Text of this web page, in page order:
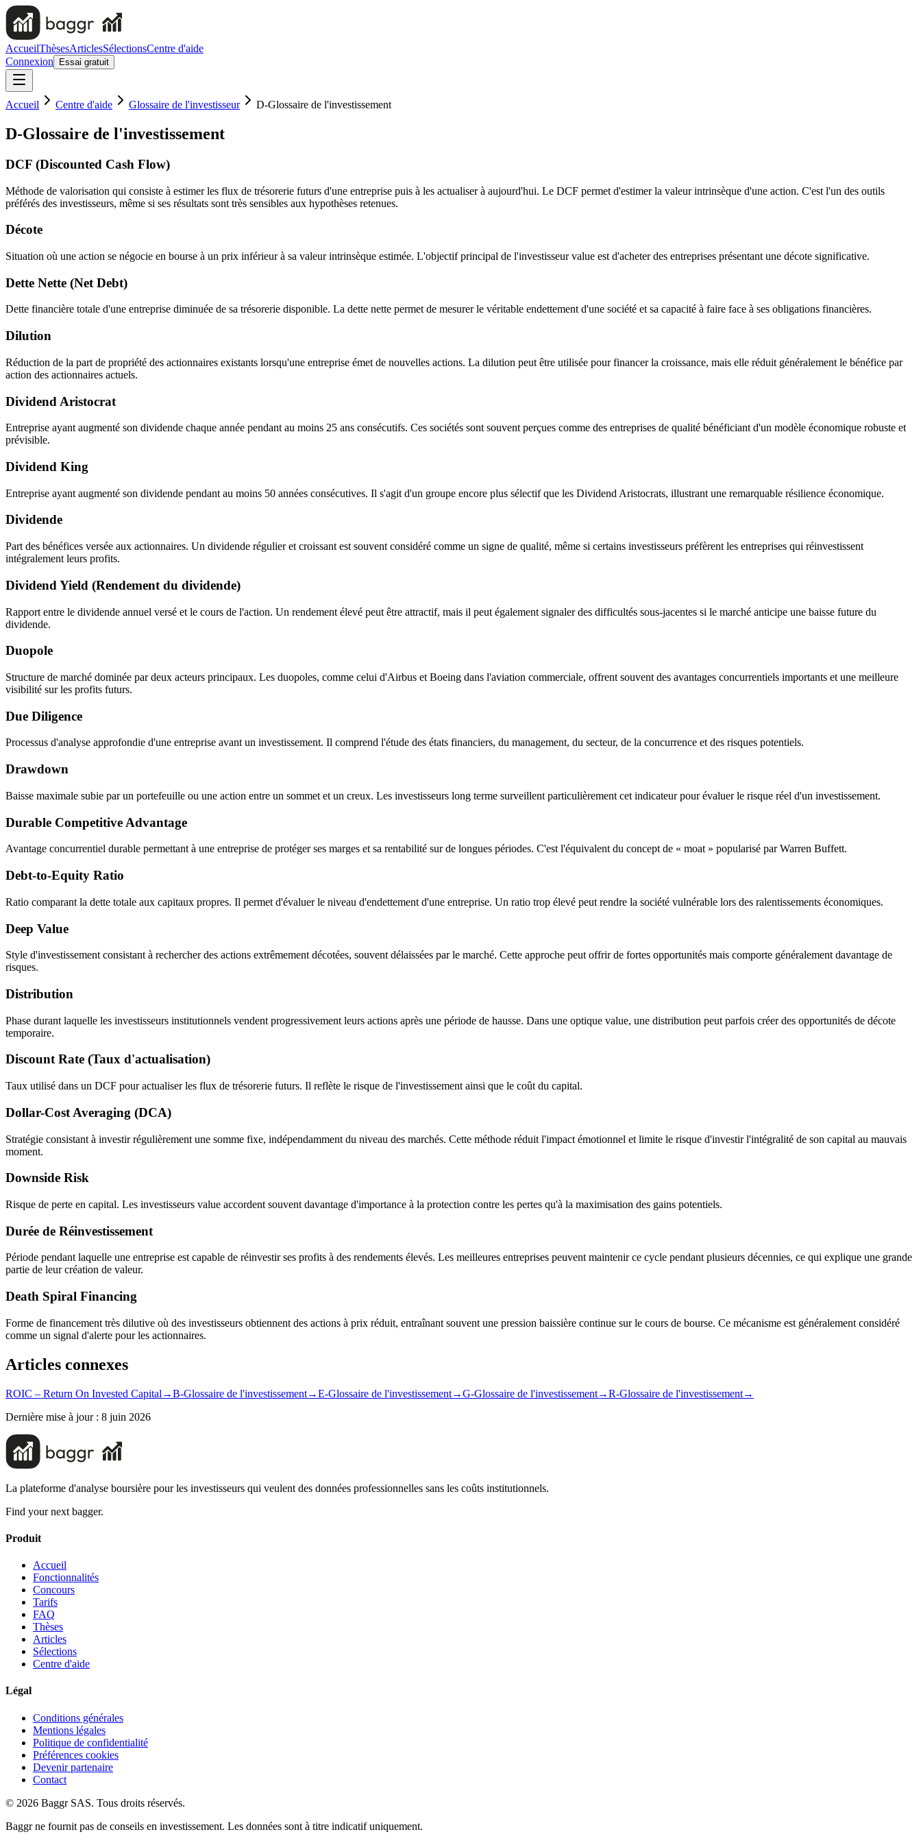
AccueilThèsesArticlesSélectionsCentre d'aide
Connexion
Essai gratuit
Accueil Centre d'aide Glossaire de l'investisseur D-Glossaire de l'investissement
D-Glossaire de l'investissement
DCF (Discounted Cash Flow)
Méthode de valorisation qui consiste à estimer les flux de trésorerie futurs d'une entreprise puis à les actualiser à aujourd'hui. Le DCF permet d'estimer la valeur intrinsèque d'une action. C'est l'un des outils
préférés des investisseurs, même si ses résultats sont très sensibles aux hypothèses retenues.
Décote
Situation où une action se négocie en bourse à un prix inférieur à sa valeur intrinsèque estimée. L'objectif principal de l'investisseur value est d'acheter des entreprises présentant une décote significative.
Dette Nette (Net Debt)
Dette financière totale d'une entreprise diminuée de sa trésorerie disponible. La dette nette permet de mesurer le véritable endettement d'une société et sa capacité à faire face à ses obligations financières.
Dilution
Réduction de la part de propriété des actionnaires existants lorsqu'une entreprise émet de nouvelles actions. La dilution peut être utilisée pour financer la croissance, mais elle réduit généralement le bénéfice par
action des actionnaires actuels.
Dividend Aristocrat
Entreprise ayant augmenté son dividende chaque année pendant au moins 25 ans consécutifs. Ces sociétés sont souvent perçues comme des entreprises de qualité bénéficiant d'un modèle économique robuste et
prévisible.
Dividend King
Entreprise ayant augmenté son dividende pendant au moins 50 années consécutives. Il s'agit d'un groupe encore plus sélectif que les Dividend Aristocrats, illustrant une remarquable résilience économique.
Dividende
Part des bénéfices versée aux actionnaires. Un dividende régulier et croissant est souvent considéré comme un signe de qualité, même si certains investisseurs préfèrent les entreprises qui réinvestissent
intégralement leurs profits.
Dividend Yield (Rendement du dividende)
Rapport entre le dividende annuel versé et le cours de l'action. Un rendement élevé peut être attractif, mais il peut également signaler des difficultés sous-jacentes si le marché anticipe une baisse future du
dividende.
Duopole
Structure de marché dominée par deux acteurs principaux. Les duopoles, comme celui d'Airbus et Boeing dans l'aviation commerciale, offrent souvent des avantages concurrentiels importants et une meilleure
visibilité sur les profits futurs.
Due Diligence
Processus d'analyse approfondie d'une entreprise avant un investissement. Il comprend l'étude des états financiers, du management, du secteur, de la concurrence et des risques potentiels.
Drawdown
Baisse maximale subie par un portefeuille ou une action entre un sommet et un creux. Les investisseurs long terme surveillent particulièrement cet indicateur pour évaluer le risque réel d'un investissement.
Durable Competitive Advantage
Avantage concurrentiel durable permettant à une entreprise de protéger ses marges et sa rentabilité sur de longues périodes. C'est l'équivalent du concept de « moat » popularisé par Warren Buffett.
Debt-to-Equity Ratio
Ratio comparant la dette totale aux capitaux propres. Il permet d'évaluer le niveau d'endettement d'une entreprise. Un ratio trop élevé peut rendre la société vulnérable lors des ralentissements économiques.
Deep Value
Style d'investissement consistant à rechercher des actions extrêmement décotées, souvent délaissées par le marché. Cette approche peut offrir de fortes opportunités mais comporte généralement davantage de
risques.
Distribution
Phase durant laquelle les investisseurs institutionnels vendent progressivement leurs actions après une période de hausse. Dans une optique value, une distribution peut parfois créer des opportunités de décote
temporaire.
Discount Rate (Taux d'actualisation)
Taux utilisé dans un DCF pour actualiser les flux de trésorerie futurs. Il reflète le risque de l'investissement ainsi que le coût du capital.
Dollar-Cost Averaging (DCA)
Stratégie consistant à investir régulièrement une somme fixe, indépendamment du niveau des marchés. Cette méthode réduit l'impact émotionnel et limite le risque d'investir l'intégralité de son capital au mauvais
moment.
Downside Risk
Risque de perte en capital. Les investisseurs value accordent souvent davantage d'importance à la protection contre les pertes qu'à la maximisation des gains potentiels.
Durée de Réinvestissement
Période pendant laquelle une entreprise est capable de réinvestir ses profits à des rendements élevés. Les meilleures entreprises peuvent maintenir ce cycle pendant plusieurs décennies, ce qui explique une grande
partie de leur création de valeur.
Death Spiral Financing
Forme de financement très dilutive où des investisseurs obtiennent des actions à prix réduit, entraînant souvent une pression baissière continue sur le cours de bourse. Ce mécanisme est généralement considéré
comme un signal d'alerte pour les actionnaires.
Articles connexes
ROIC – Return On Invested Capital →B-Glossaire de l'investissement→E-Glossaire de l'investissement→G-Glossaire de l'investissement→R-Glossaire de l'investissement→
Dernière mise à jour : 8 juin 2026
La plateforme d'analyse boursière pour les investisseurs qui veulent des données professionnelles sans les coûts institutionnels.
Find your next bagger.
Produit
Accueil
Fonctionnalités
Concours
Tarifs
FAQ
Thèses
Articles
Sélections
Centre d'aide
Légal
Conditions générales
Mentions légales
Politique de confidentialité
Préférences cookies
Devenir partenaire
Contact
© 2026 Baggr SAS. Tous droits réservés.
Baggr ne fournit pas de conseils en investissement. Les données sont à titre indicatif uniquement.